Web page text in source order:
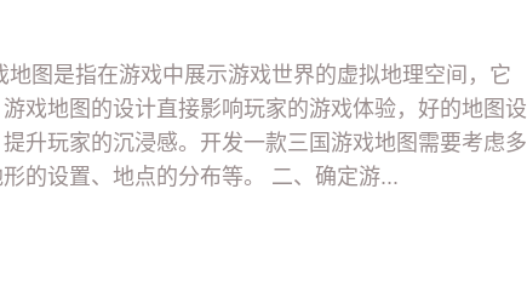
图是指在游戏中展示游戏世界的虚拟地理空间，它
戏地图的设计直接影响玩家的游戏体验，好的地图设
升玩家的沉浸感。开发一款三国游戏地图需要考虑多
的设置、地点的分布等。 二、确定游...